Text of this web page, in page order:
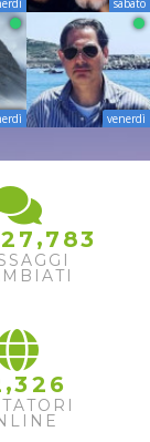
sabato
venerdì
2 7 ,7 83
,32 6